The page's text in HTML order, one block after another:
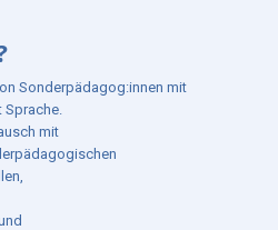
Sonderpädagog:innen mit
Sprache.
mit